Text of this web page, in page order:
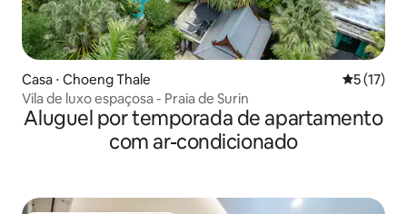
Casa ⋅ Choeng Thale 5 de uma
5 (17)
Vila de luxo espaçosa - Praia de Surin
Aluguel por temporada de apartamento
com ar-condicionado